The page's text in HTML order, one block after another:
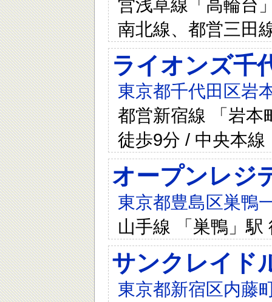
営浅草線「高輪台
南北線、都営三田
ライオンズ千
東京都千代田区岩
都営新宿線 「岩本
徒歩9分 / 中央本
オープンレジ
東京都豊島区巣鴨
山手線 「巣鴨」駅
サンクレイド
東京都新宿区内藤